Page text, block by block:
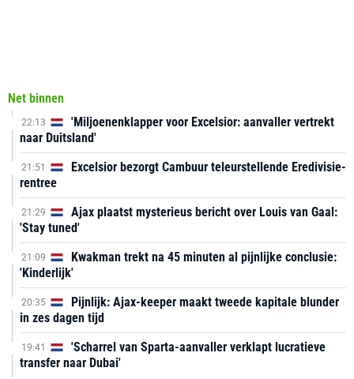
Net binnen
22:13
'Miljoenenklapper voor Excelsior: aanvaller vertrekt
naar Duitsland'
21:51
Excelsior bezorgt Cambuur teleurstellende Eredivisie-
rentree
21:29
Ajax plaatst mysterieus bericht over Louis van Gaal:
'Stay tuned'
21:09
Kwakman trekt na 45 minuten al pijnlijke conclusie:
'Kinderlijk'
20:35
Pijnlijk: Ajax-keeper maakt tweede kapitale blunder
in zes dagen tijd
19:41
'Scharrel van Sparta-aanvaller verklapt lucratieve
transfer naar Dubai'